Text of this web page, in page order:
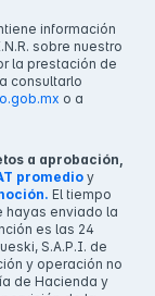
información
sobre nuestro
la prestación de
consultarlo
o a
a aprobación,
promedio y
El tiempo
hayas enviado la
es las 24
S.A.P.I. de
y operación no
de Hacienda y